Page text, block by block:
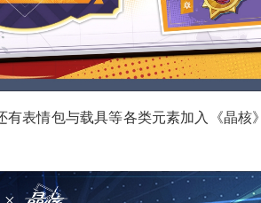
有表情包与载具等各类元素加入《晶